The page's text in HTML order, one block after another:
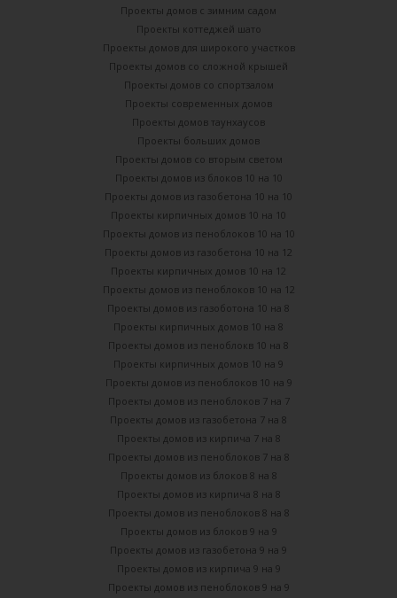
Проекты домов с зимним садом
Проекты коттеджей шато
Проекты домов для широкого участков
Проекты домов со сложной крышей
Проекты домов со спортзалом
Проекты современных домов
Проекты домов таунхаусов
Проекты больших домов
Проекты домов со вторым светом
Проекты домов из блоков 10 на 10
Проекты домов из газобетона 10 на 10
Проекты кирпичных домов 10 на 10
Проекты домов из пеноблоков 10 на 10
Проекты домов из газобетона 10 на 12
Проекты кирпичных домов 10 на 12
Проекты домов из пеноблоков 10 на 12
Проекты домов из газоботона 10 на 8
Проекты кирпичных домов 10 на 8
Проекты домов из пеноблокв 10 на 8
Проекты кирпичных домов 10 на 9
Проекты домов из пеноблоков 10 на 9
Проекты домов из пеноблоков 7 на 7
Проекты домов из газобетона 7 на 8
Проекты домов из кирпича 7 на 8
Проекты домов из пеноблоков 7 на 8
Проекты домов из блоков 8 на 8
Проекты домов из кирпича 8 на 8
Проекты домов из пеноблоков 8 на 8
Проекты домов из блоков 9 на 9
Проекты домов из газобетона 9 на 9
Проекты домов из кирпича 9 на 9
Проекты домов из пеноблоков 9 на 9